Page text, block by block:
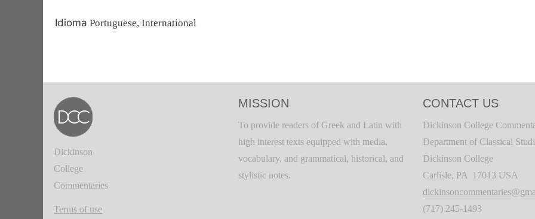
Idioma Portuguese, International
Dickinson
College
Commentaries
Terms of use
MISSION
To provide readers of Greek and Latin with
high interest texts equipped with media,
vocabulary, and grammatical, historical, and
stylistic notes.
CONTACT US
Dickinson College
Department of Classical
Dickinson College
Carlisle, PA 17013 USA
(717) 245-1493